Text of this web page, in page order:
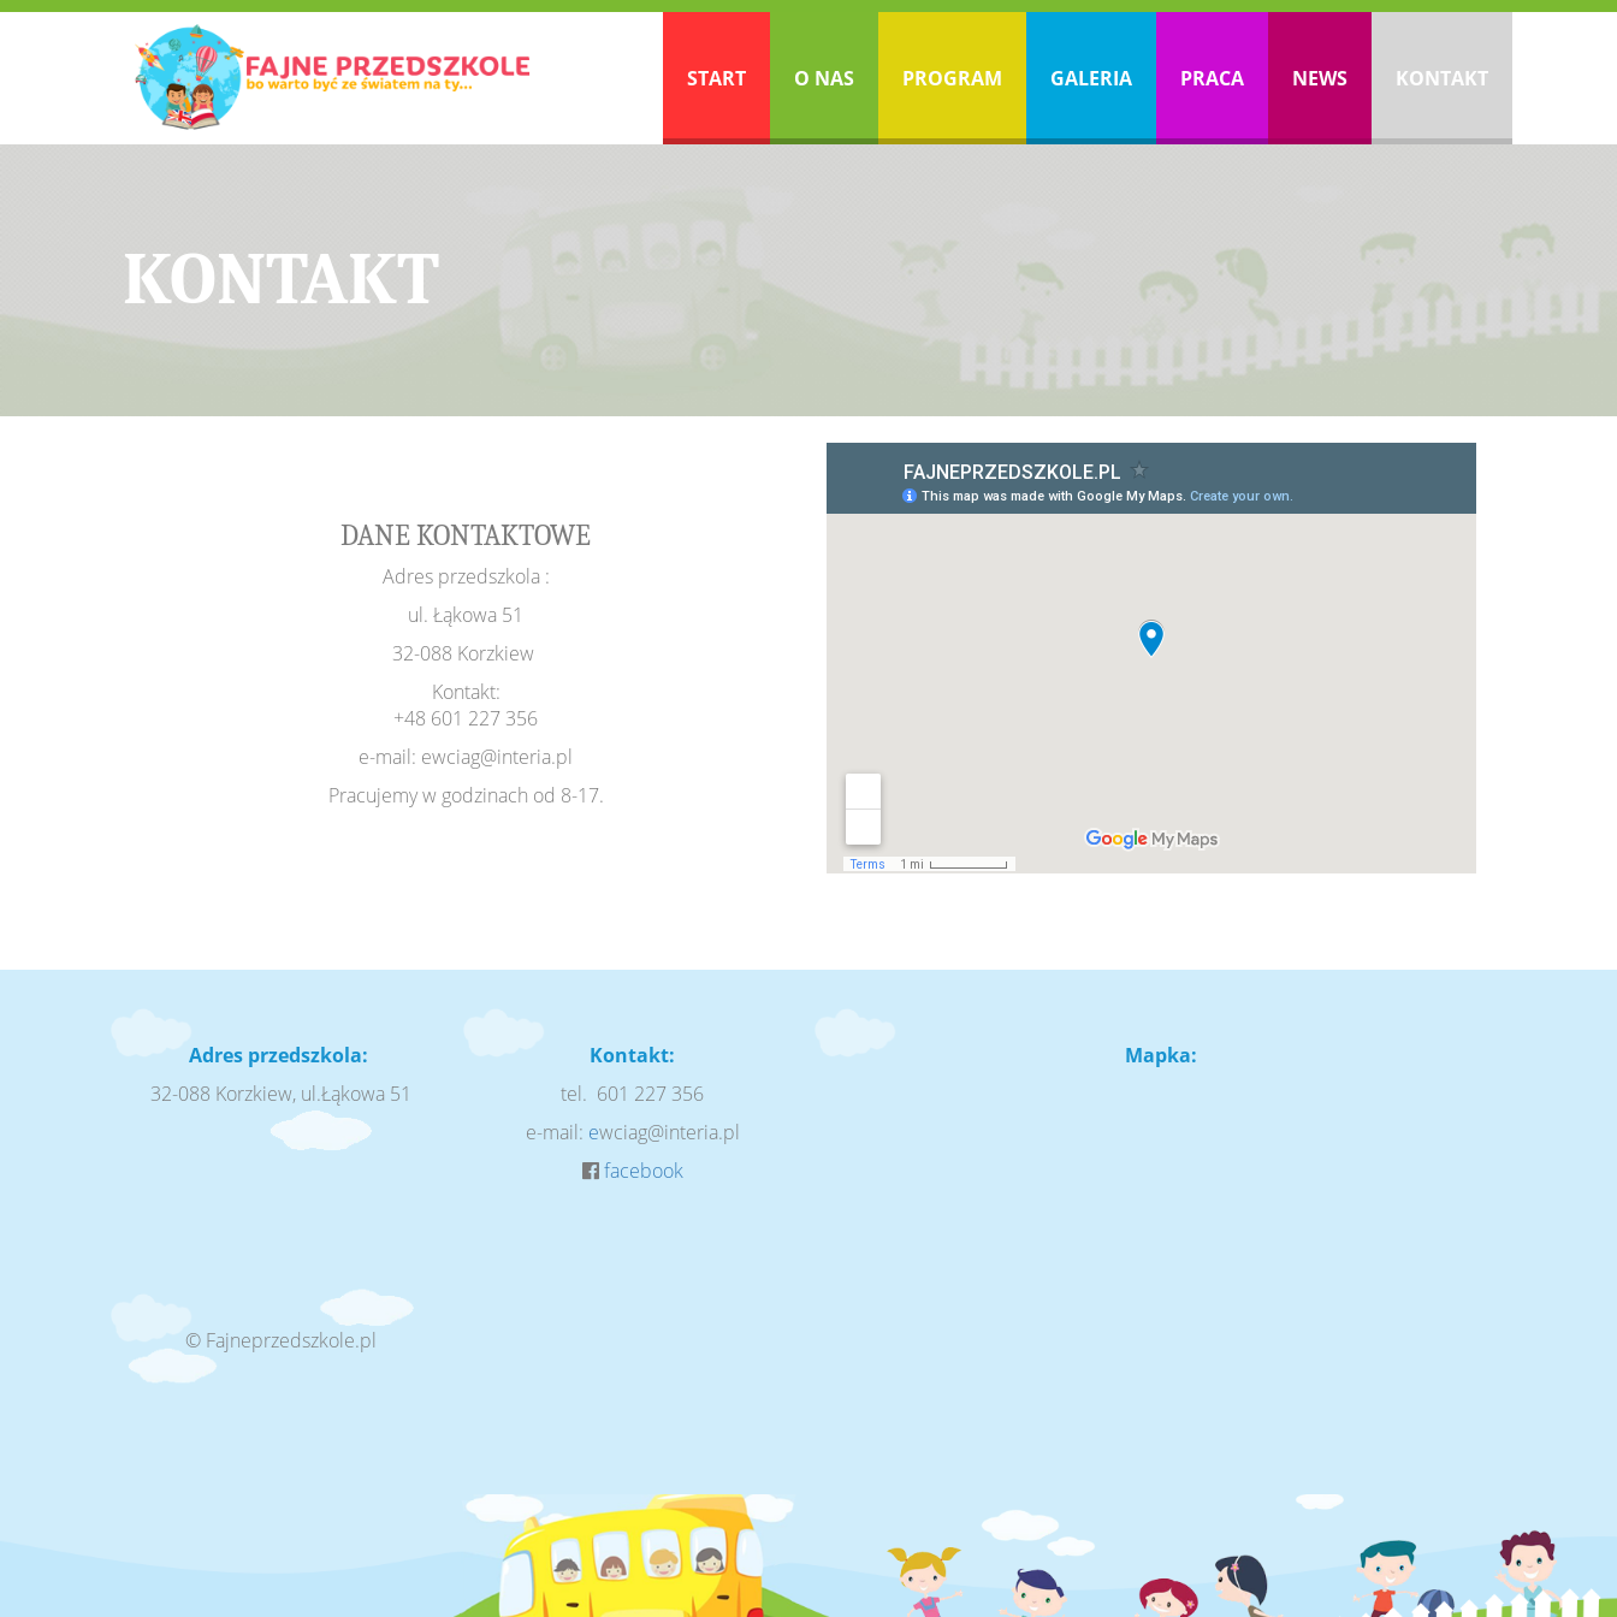
START O NAS PROGRAM GALERIA PRACA NEWS KONTAKT
KONTAKT
DANE KONTAKTOWE
Adres przedszkola :
ul. Łąkowa 51
32-088 Korzkiew
Kontakt:
+48 601 227 356
e-mail: ewciag@interia.pl
Pracujemy w godzinach od 8-17.
Adres przedszkola:
32-088 Korzkiew, ul.Łąkowa 51
Kontakt:
tel. 601 227 356
e-mail: ewciag@interia.pl
facebook
Mapka:
© Fajneprzedszkole.pl